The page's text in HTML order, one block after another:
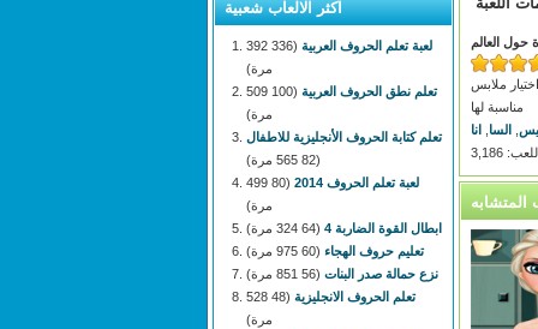
حول العالم
ملابس
مناسبة لها
السا انا
3,186
اكثر الالعاب شعبية
لعبة تعلم الحروف العربية
(336 392
مرة)
تعلم نطق الحروف العربية
(100 509
مرة)
تعلم كتابة الحروف الأنجليزية للاطفال
(82 565 مرة)
لعبة تعلم الحروف 2014
(80 499
مرة)
ابطال القوة الضاربة 4
(64 324 مرة)
تعليم حروف الهجاء (60 975 مرة)
نزع حمالة صدر البنات (56 851 مرة)
تعلم الحروف الانجليزية
(48 528
مرة)